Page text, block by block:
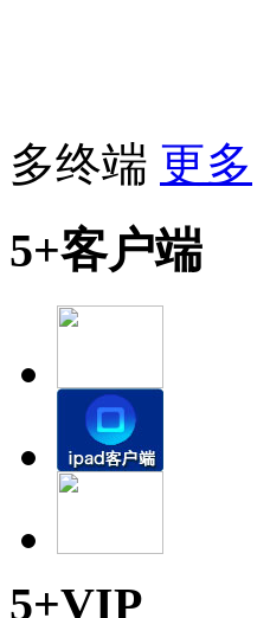
多终端 更多
5+客户端
5+VIP